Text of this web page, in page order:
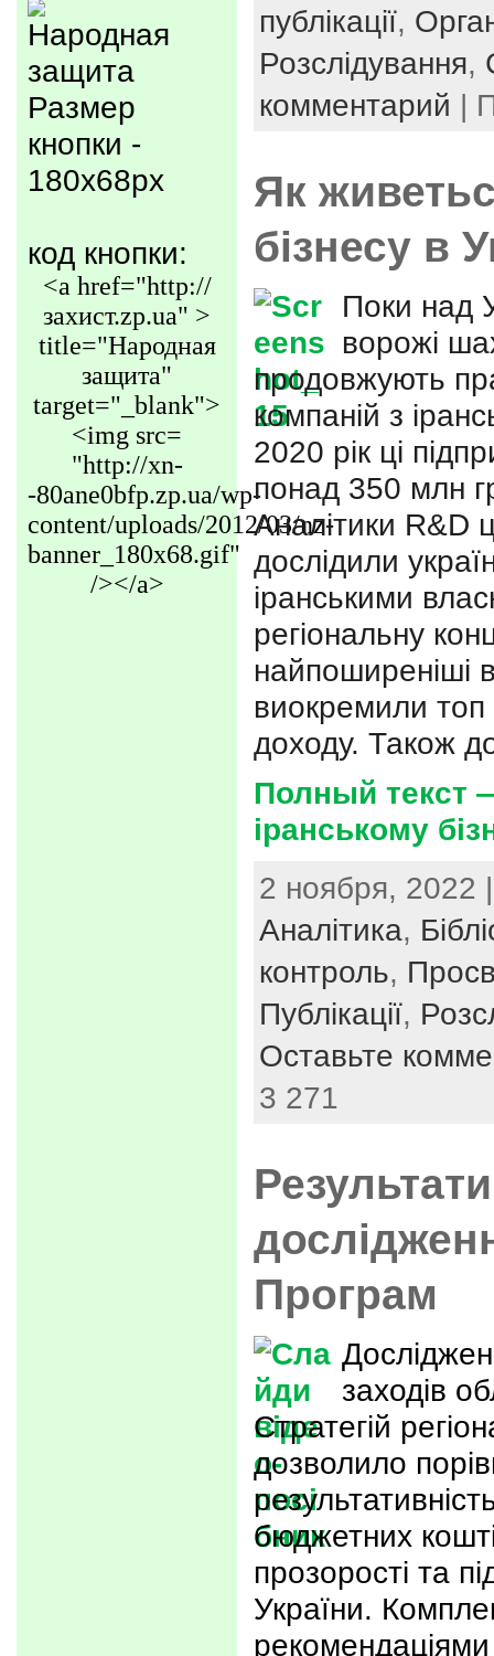
Размер
кнопки -
180x68px
код кнопки:
<a href="http://
захист.zp.ua" >
title="Народная
защита"
target="_blank">
<img src=
"http://xn-
-80ane0bfp.zp.ua/wp-
content/uploads/2012/03/nz-
banner_180x68.gif"
/></a>
публікації,
Розслідування,
комментарий |
Як
бізнесу в
Поки над
ворожі
продовжують
компаній з
2020 рік ці
понад 350 млн
Аналітики R&D
дослідили
іранськими
регіональну
найпоширеніші
виокремили топ
доходу. Також
Полный текст
іранському
2 ноября, 2022
Аналітика,
контроль,
Публікації,
Оставьте
3 271
Програм
заходів
Стратегій
дозволило
бюджетних
прозорості та
України.
рекомендаціями